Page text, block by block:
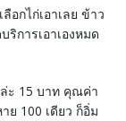
อกไก่เอาเลย ข้าว
การเอาเองหมด
ะ 15 บาท คุณค่า
ย 100 เดียว ก็อิ่ม